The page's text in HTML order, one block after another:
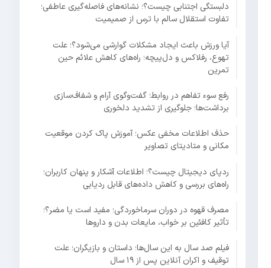
دلبستگی اجتنابی چیست؟؛ نشانه‌های فاصله‌گیری عاطفی؛
تفاوت استقلال سالم با ترس از صمیمیت
آیا ورزش باعث ایجاد مشکلات گوارشی می‌شود؟؛ علت
تهوع، رفلاکس و دل‌پیچه؛ راه‌های کاهش علائم حین
تمرین
رفع سوء تفاهم در روابط؛ گفت‌وگوی آرام و شفاف‌سازی
برداشت‌ها؛ جلوگیری از تشدید دلخوری
حذف اطلاعات مخفی عکس؛ آموزش پاک کردن موقعیت
مکانی و متادیتای تصاویر
ردپای دیجیتال چیست؟؛ اطلاعات آشکار و پنهان کاربران؛
راه‌های بررسی و کاهش داده‌های قابل ردیابی
مصرف قهوه در دوران سرماخوردگی؛ مفید است یا مضر؟؛
تأثیر کافئین بر خواب، مایعات بدن و داروها
فیلم صد سال به این سال‌ها؛ داستان و بازیگران؛ علت
توقیف و اکران آنلاین پس از ۱۹ سال